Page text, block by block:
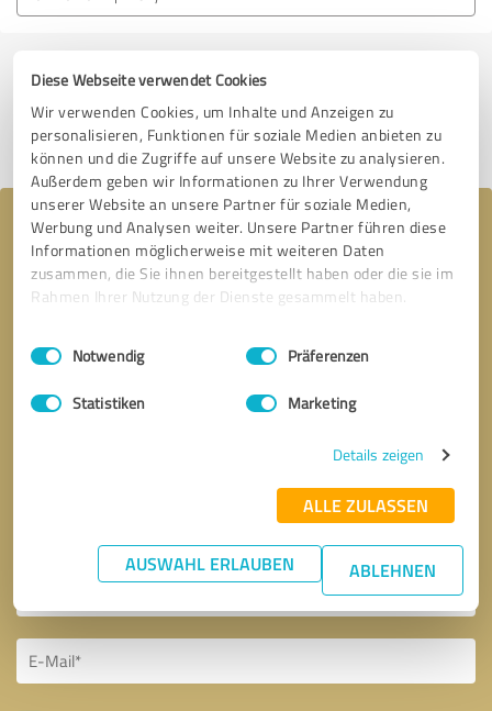
Diese Webseite verwendet Cookies
Wir verwenden Cookies, um Inhalte und Anzeigen zu
personalisieren, Funktionen für soziale Medien anbieten zu
können und die Zugriffe auf unsere Website zu analysieren.
Außerdem geben wir Informationen zu Ihrer Verwendung
unserer Website an unsere Partner für soziale Medien,
Werbung und Analysen weiter. Unsere Partner führen diese
Informationen möglicherweise mit weiteren Daten
zusammen, die Sie ihnen bereitgestellt haben oder die sie im
Rahmen Ihrer Nutzung der Dienste gesammelt haben.
Impressum Datenschutzbestimmungen
Einwilligungsauswahl
Notwendig Präferenzen
Statistiken Marketing
Details zeigen
ALLE ZULASSEN
AUSWAHL ERLAUBEN ABLEHNEN
Jetzt bewerten
Profil teilen
Ihre Nachricht an Gesunde Geschenke